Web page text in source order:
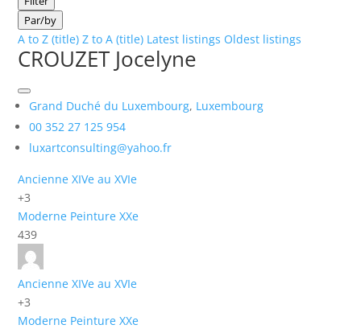
Par/by
A to Z (title) Z to A (title) Latest listings Oldest listings
CROUZET Jocelyne
Grand Duché du Luxembourg, Luxembourg
00 352 27 125 954
luxartconsulting@yahoo.fr
Ancienne XIVe au XVIe
+3
Moderne Peinture XXe
439
Ancienne XIVe au XVIe
+3
Moderne Peinture XXe